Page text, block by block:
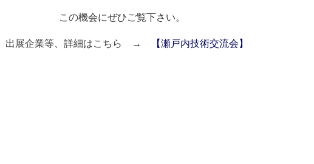
この機会にぜひご覧下さい。
出展企業等、詳細はこちら → 【瀬戸内技術交流会】